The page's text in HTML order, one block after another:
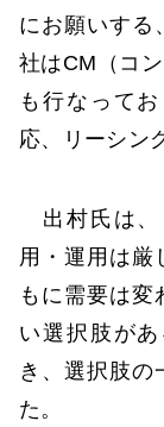
にお願いする
社はCM（コ
も行なって
応、リーシン
出村氏は、
用・運用は厳
もに需要は変
い選択肢が
き、選択肢の
た。